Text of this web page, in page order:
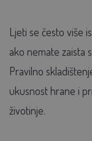
Ljeti se često više
ako nemate zaista
Pravilno
ukusnost hrane i
životinje.